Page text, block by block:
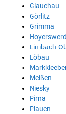
Glauchau
Görlitz
Grimma
Limbach-
Löbau
Meißen
Niesky
Pirna
Plauen